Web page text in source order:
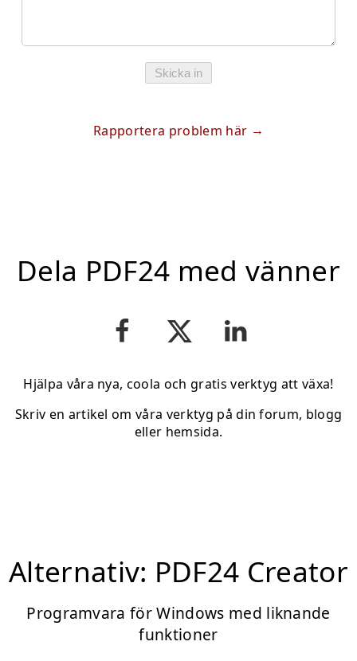
Skicka in
Rapportera problem här
Dela PDF24 med vänner
Hjälpa våra nya, coola och gratis verktyg att växa!
Skriv en artikel om våra verktyg på din forum, blogg
eller hemsida.
Alternativ: PDF24 Creator
Programvara för Windows med liknande
funktioner